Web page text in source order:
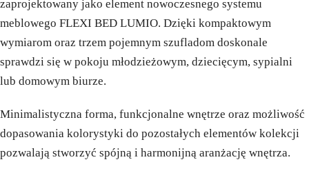
zaprojektowany jako element nowoczesnego systemu
meblowego FLEXI BED LUMIO. Dzięki kompaktowym
wymiarom oraz trzem pojemnym szufladom doskonale
sprawdzi się w pokoju młodzieżowym, dziecięcym, sypialni
lub domowym biurze.
Minimalistyczna forma, funkcjonalne wnętrze oraz możliwość
dopasowania kolorystyki do pozostałych elementów kolekcji
pozwalają stworzyć spójną i harmonijną aranżację wnętrza.